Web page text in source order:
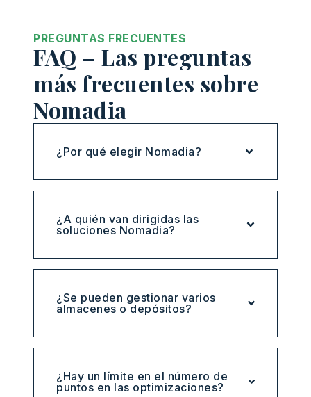
PREGUNTAS FRECUENTES
FAQ – Las preguntas
más frecuentes sobre
Nomadia
¿Por qué elegir Nomadia?
¿A quién van dirigidas las
soluciones Nomadia?
¿Se pueden gestionar varios
almacenes o depósitos?
¿Hay un límite en el número de
puntos en las optimizaciones?